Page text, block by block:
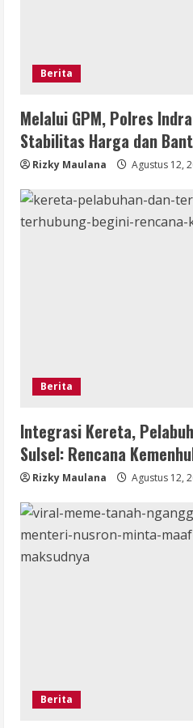
Berita
Melalui GPM, Polres
Stabilitas Harga dan
Rizky Maulana Agustus 12,
Berita
Integrasi Kereta,
Sulsel: Rencana
Rizky Maulana Agustus 12,
Berita